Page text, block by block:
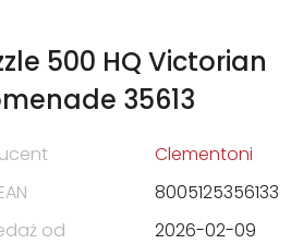
500 HQ Victorian
35613
Clementoni
8005125356133
od
2026-02-09